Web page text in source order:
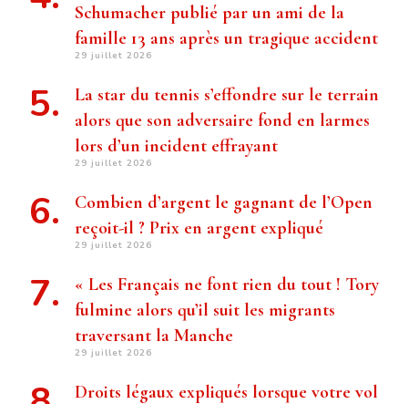
Schumacher publié par un ami de la
famille 13 ans après un tragique accident
29 juillet 2026
La star du tennis s’effondre sur le terrain
alors que son adversaire fond en larmes
lors d’un incident effrayant
29 juillet 2026
Combien d’argent le gagnant de l’Open
reçoit-il ? Prix ​​en argent expliqué
29 juillet 2026
« Les Français ne font rien du tout ! Tory
fulmine alors qu’il suit les migrants
traversant la Manche
29 juillet 2026
Droits légaux expliqués lorsque votre vol